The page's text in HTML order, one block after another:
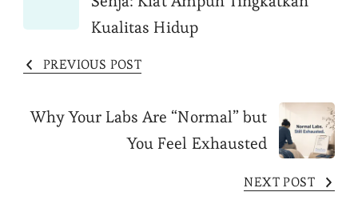
Navigation
Kualitas Hidup
PREVIOUS POST
Why Your Labs Are “Normal” but
You Feel Exhausted
NEXT POST